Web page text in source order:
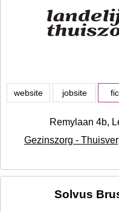
website jobsite
Remylaan 4b,
Gezinszorg -
Solvus